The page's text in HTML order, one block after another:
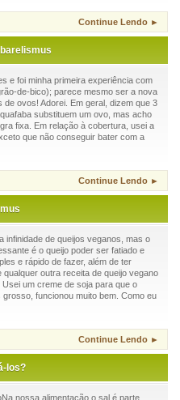
Continue Lendo ►
e foi minha primeira experiência com
de-bico); parece mesmo ser a nova
de ovos! Adorei. Em geral, dizem que 3
substituem um ovo, mas acho
fixa. Em relação à cobertura, usei a
que não conseguir bater com a
Continue Lendo ►
infinidade de queijos veganos, mas o
é o queijo poder ser fatiado e
e rápido de fazer, além de ter
qualquer outra receita de queijo vegano
um creme de soja para que o
funcionou muito bem. Como eu
Continue Lendo ►
los?
nossa alimentação o sal é parte